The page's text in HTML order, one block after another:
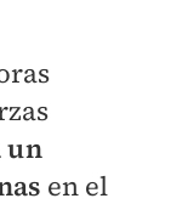
un
en el